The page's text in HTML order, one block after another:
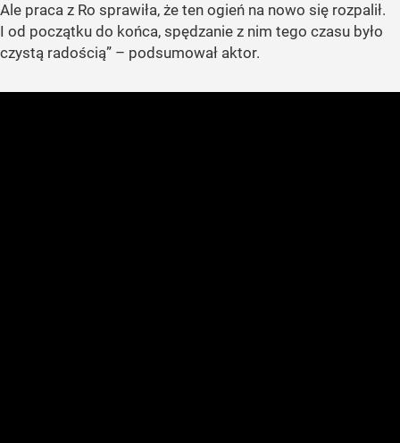
Ale praca z Ro sprawiła, że ten ogień na nowo się rozpalił.
I od początku do końca, spędzanie z nim tego czasu było
czystą radością” – podsumował aktor.